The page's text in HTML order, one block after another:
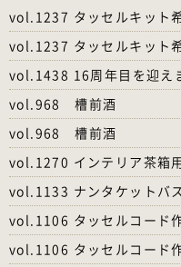
vol.1237 タッセルキット
vol.1237 タッセルキット
vol.1438 16周年目を迎え
vol.968 槽前酒
vol.968 槽前酒
vol.1270 インテリア茶箱
vol.1133 ナンタケットバ
vol.1106 タッセルコード
vol.1106 タッセルコード